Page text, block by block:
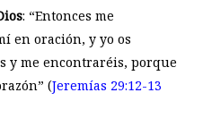
: “Entonces me
en oración, y yo os
y me encontraréis, porque
(Jeremías 29:12-13